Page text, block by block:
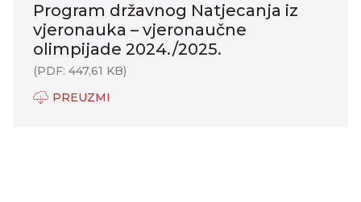
Program državnog Natjecanja iz
vjeronauka – vjeronaučne
olimpijade 2024./2025.
(PDF: 447,61 KB)
PREUZMI